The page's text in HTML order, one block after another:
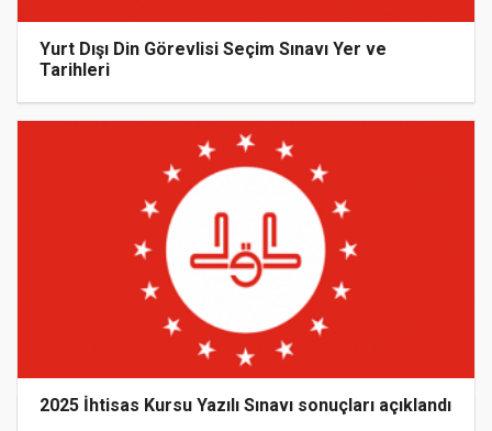
Yurt Dışı Din Görevlisi Seçim Sınavı Yer ve
Tarihleri
2025 İhtisas Kursu Yazılı Sınavı sonuçları açıklandı